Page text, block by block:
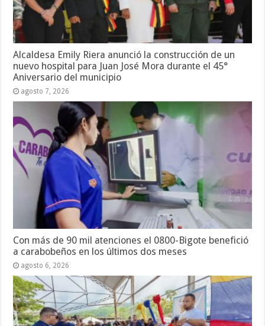
Alcaldesa Emily Riera anunció la construcción de un
nuevo hospital para Juan José Mora durante el 45°
Aniversario del municipio
agosto 7, 2026
Con más de 90 mil atenciones el 0800-Bigote benefició
a carabobeños en los últimos dos meses
agosto 6, 2026